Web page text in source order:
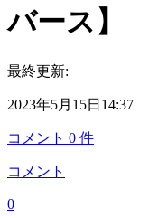
バース】
最終更新:
2023年5月15日14:37
コメント 0 件
コメント
0